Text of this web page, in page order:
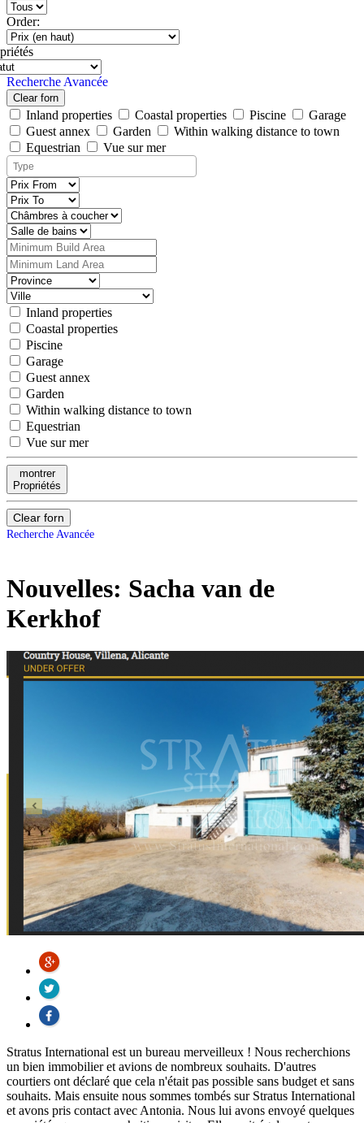
Order:
Recherche Avancée
Clear forn
Inland properties Coastal properties Piscine
Garage
Guest annex
Garden
Within walking distance to town
Equestrian
Vue sur mer
Inland properties
Coastal properties
Piscine
Garage
Guest annex
Garden
Within walking distance to town
Equestrian
Vue sur mer
montrer
Propriétés
Clear forn
Recherche Avancée
Nouvelles: Sacha van de
Kerkhof
Stratus International est un bureau merveilleux ! Nous recherchions
un bien immobilier et avions de nombreux souhaits. D'autres
courtiers ont déclaré que cela n'était pas possible sans budget et sans
souhaits. Mais ensuite nous sommes tombés sur Stratus International
et avons pris contact avec Antonia. Nous lui avons envoyé quelques